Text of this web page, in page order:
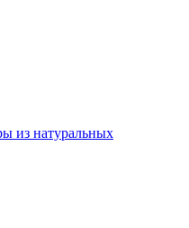
из натуральных